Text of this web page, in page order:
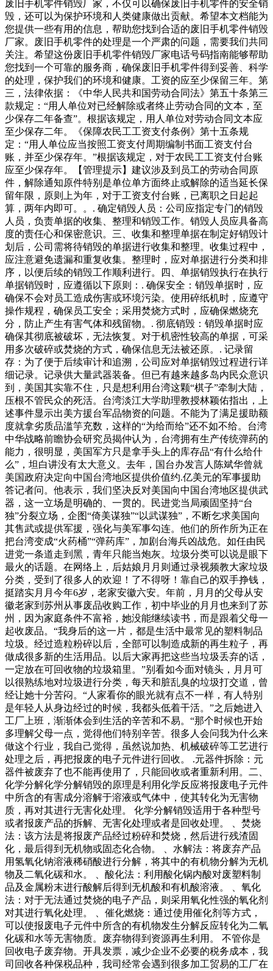
废旧手机零件销毁厂家，不仅可以确保废旧手机零件的安全销
毁，还可以为保护环境和人类健康做出贡献。希望本文档能为
您提供一些有用的信息，帮助您找到合适的废旧手机零件销毁
厂家。废旧手机零件的处理是一个严肃的问题，需要我们共同
关注。希望这份废旧手机零件销毁厂家电话号码指南能够帮助
您找到一个可靠的服务商，确保废旧手机零件得到妥善、科学
的处理，保护我们的环境和健康。工资的应至少保留三年。第
三，法律依据：《中华人民共和国劳动合同法》第五十条第三
款规定：“用人单位对已经解除或者终止劳动合同的文本，至
少保存二年备查”。根据该规定，用人单位对劳动合同文本应
至少保存二年。《保障农民工工资支付条例》第十五条规
定：“用人单位应当按照工资支付周期编制书面工资支付台
账，并至少保存年。”根据该规定，对于农民工工资支付台账
应至少保存年。【管理提示】建议涉及到员工的劳动合同原
件，解除通知原件特别是单位单方面终止或解除的适当延长保
留年限，原则上为年，对于工资支付台账，已离职之日起起
算，两年内即可。。. 确定销毁人员：公司应指定专门的销毁
人员，负责单据的收集、整理和销毁工作。销毁人员应具备高
度的责任心和保密意识。三、收集和整理单据在制定好销毁计
划后，公司需将待销毁的单据进行收集和整理。收集过程中，
应注意避免遗漏和重复收集。整理时，应对单据进行分类和排
序，以便后续的销毁工作顺利进行。四、单据销毁执行在执行
单据销毁时，应遵循以下原则：. 确保安全：销毁单据时，应
确保不会对员工造成伤害或环境污染。使用碎纸机时，应遵守
操作规程，确保员工安全；采用焚烧方式时，应确保燃烧充
分，防止产生有害气体和残留物。. 彻底销毁：销毁单据时应
确保其彻底被破坏，无法恢复。对于机密性较高的单据，可采
用多次破碎或焚烧的方式，确保信息无法被还原。. 记录留
存：为了便于后续审计和追溯，公司应对单据销毁过程进行详
细记录。记录供大量武器装备。但已有越来越多岛内民众意识
到，美国其实靠不住，只是想利用台湾这颗“棋子”牵制大陆，
压根不管民众的死活。台湾淡江大学助理教授林颖佑指出，上
述事件显示出美方援台军品物资的问题。不能为了满足援助额
度就拿劣质品滥竽充数，这样的“为给而给”还不如不给。台湾
中华战略前瞻协会研究员揭仲认为，台湾拥有生产传统弹药的
能力，很明显，美国军方只是拿手头上的库存品“有什么给什
么”，坦白讲没有太大意义。去年，国台办发言人陈斌华曾就
美国政府决定向中国台湾地区提供价值约.亿美元的军事援助
答记者问。他表示，我们坚决反对美国向中国台湾地区提供武
器，这一立场是明确的、一贯的。民进党当局顽固坚持“台
独”分裂立场，企图“倚美谋独”“以武谋独”，不断乞求美国向
其售武或提供军援，强化与美军事勾连。他们的所作所为正在
把台湾变成“火药桶”“弹药库”，加剧台海兵凶战危。如任由民
进党一条道走到黑，青年只能当炮灰。垃圾分类可以说是眼下
最火的话题。在网络上，后姑娘月月则通过录视频教大家垃圾
分类，受到了很多人的欢迎！了不得呀！靠自己的双手挣钱，
挺踏实月月今年6岁，老家安徽六安。年前，月月的父母从安
徽老家到苏州从事废品收购工作，初中毕业的月月也来到了苏
州，因为家庭条件不富裕，她没能继续读书，而是跟着父母一
起收废品。“我身后的这一片，都是生活中最常见的塑料制品
垃圾。经过造粒粉碎以后，全部可以制造成新的再生粒子，再
做成很多新的生活用品。以后大家再把这些当垃圾丢弃的话，
一定放在可回收物的垃圾箱里。”别看如今面对镜头，月月可
以很熟练地对垃圾进行分类，每天和脏乱臭的垃圾打交道，曾
经让她十分苦闷。“人家看你的眼光就有点不一样，有人特别
是年轻人从身边经过的时候，我都头低着干活。”之后她进入
工厂上班，渐渐体会到生活的辛苦和不易。“那个时候也开始
多理解父母一点，觉得他们特别辛苦。很多人会问我为什么来
做这个行业，我自己觉得，虽然说加热、机械破碎等工艺进行
处理之后，再把报废的电子元件进行回收。 .元器件拆除：元
器件被废弃了也不能再使用了，只能回收或者重新利用。二、
化学分解化学分解销毁的原理是利用化学反应将报废电子元件
中所含的有害成分溶解于溶液或气体中，使其转化为无害物
质，再对其进行无害化处理。 化学分解销毁适用于各种型号
或者报废产品的拆解、无害化处理或者是回收处理。 、焚烧
法：该方法是将报废产品经过粉碎和焚烧，然后进行残渣固
化，最后得到无机物或固态化合物。 、水解法：将废弃产品
用氢氧化钠溶液稀硝酸进行分解，将其中的有机物分解为无机
物及二氧化碳和水。 、酸化法：利用酸化锅内酸对废塑料制
品及金属粉末进行酸解后得到无机酸和有机酸溶液。 、氧化
法：对于无法通过焚烧的电子产品，则采用氧化性强的氧化剂
对其进行氧化处理。 、催化燃烧：通过使用催化剂等方式，
可以使报废电子元件中所含的有机物发生分解反应转化为二氧
化碳和水等无害物质。废弃物得到资源再生利用。 不管你是
回收电子废弃物。开具发票，减少企业不必要的税务成本，我
司回收各种保税品种，我司经常会遇到很多加工贸易的工厂在